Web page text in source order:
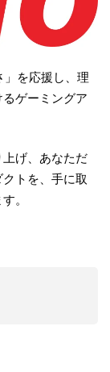
」を応援し、理
ゲーミングア
げ、あなただ
トを、手に取
。